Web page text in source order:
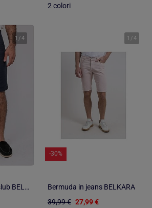
2 colori
1 /4
Bermuda in cotone slub BELKINO
1 /4
-30%
Bermuda in jeans BELKARA
39,99 € 27,99 €